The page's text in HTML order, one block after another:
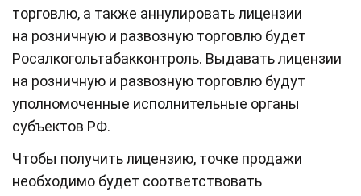
торговлю, а также аннулировать лицензии
на розничную и развозную торговлю будет
Росалкогольтабакконтроль. Выдавать лицензии
на розничную и развозную торговлю будут
уполномоченные исполнительные органы
субъектов РФ.
Чтобы получить лицензию, точке продажи
необходимо будет соответствовать